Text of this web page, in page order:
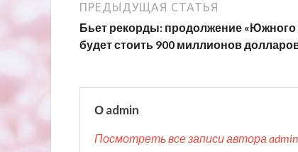
ПРЕДЫДУЩАЯ СТАТЬЯ
Бьет рекорды: продолжение «Южного
будет стоить 900 миллионов
О admin
Посмотреть все записи автора